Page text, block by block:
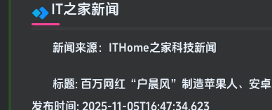
IT之家新闻
新闻来源：ITHome之家科技新闻
标题: 百万网红“户晨风”制造苹果人、安
发布时间: 2025-11-05T16:47:34.623